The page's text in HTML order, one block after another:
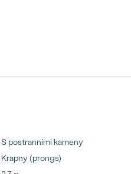
S postranními kameny
Krapny (prongs)